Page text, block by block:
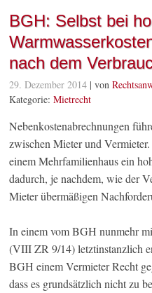
BGH: Selbst bei
nach dem
29. Dezember 2014 | von
Kategorie:Mietrecht
Nebenkostenabrechnungen
zwischen Mieter und
einem Mehrfamilienhaus ein
dadurch, je nachdem, wie der
Mieter übermäßigen
In einem vom BGH nunmehr
(VIII ZR 9/14) letztinstanzlich
BGH einem Vermieter Recht
dass es grundsätzlich nicht zu